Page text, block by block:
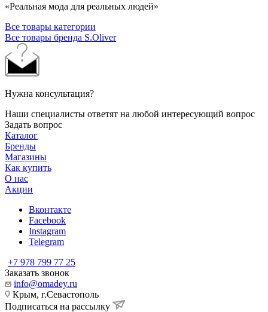
«Реальная мода для реальных людей»
Все товары категории
Все товары бренда S.Oliver
Нужна консультация?
Наши специалисты ответят на любой интересующий вопрос
Задать вопрос
Каталог
Бренды
Магазины
Как купить
О нас
Акции
Вконтакте
Facebook
Instagram
Telegram
+7 978 799 77 25
Заказать звонок
info@omadey.ru
Крым, г.Севастополь
Подписаться на рассылку